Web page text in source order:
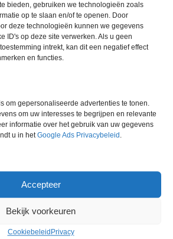
bieden, gebruiken we technologieën zoals
op te slaan en/of te openen. Door
deze technologieën kunnen we gegevens
ID's op deze site verwerken. Als u geen
intrekt, kan dit een negatief effect
en functies.
om gepersonaliseerde advertenties te tonen.
om uw interesses te begrijpen en relevante
informatie over het gebruik van uw gegevens
u in hetGoogle Ads Privacybeleid .
Accepteer
Bekijk voorkeuren
Cookiebeleid Privacy
tpm
kg totaal over alle rollen
per rol
× 110 mm (B × D × H)
producten